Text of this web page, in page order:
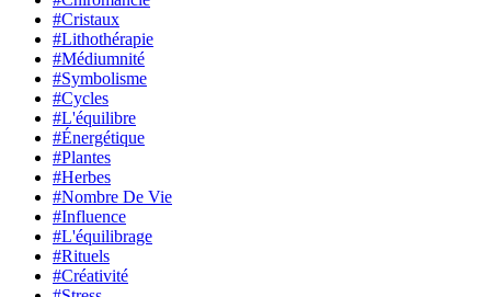
#Cristaux
#Lithothérapie
#Médiumnité
#Symbolisme
#Cycles
#L'équilibre
#Énergétique
#Plantes
#Herbes
#Nombre De Vie
#Influence
#L'équilibrage
#Rituels
#Créativité